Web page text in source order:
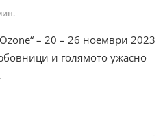
– 20 – 26 ноември 2023
и голямото ужасно